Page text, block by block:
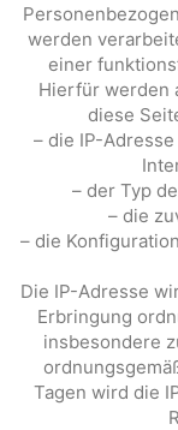
werden
einer
Hierfür werden
diese
– die IP-
– der Typ
– die
– die
Die IP-Adresse
Erbringung
insbesondere
Tagen wird die